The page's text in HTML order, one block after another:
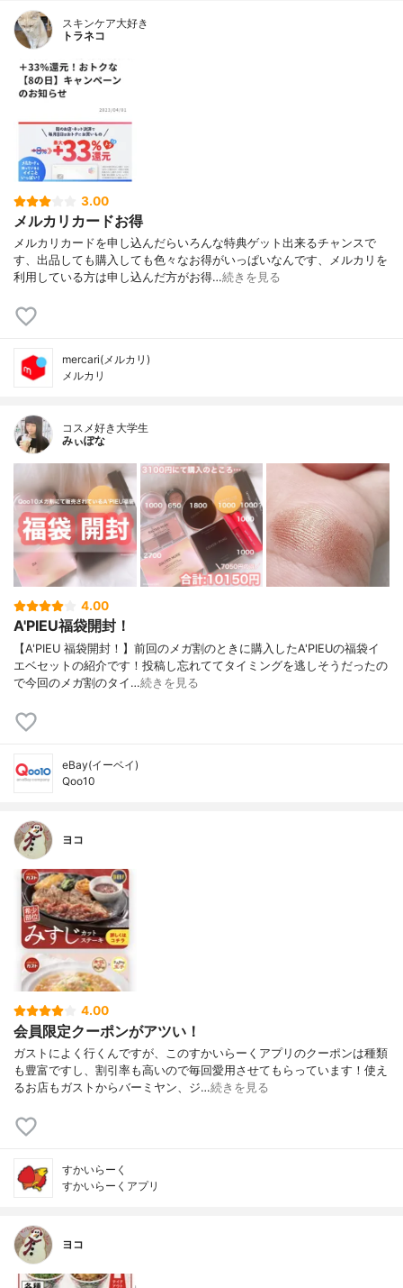
スキンケア大好き
トラネコ
3.00
メルカリカードお得
メルカリカードを申し込んだらいろんな特典ゲット出来るチャンスで
す、出品しても購入しても色々なお得がいっぱいなんです、メルカリを
利用している方は申し込んだ方がお得…続きを見る
mercari(メルカリ)
メルカリ
コスメ好き大学生
みぃぽな
4.00
A'PIEU福袋開封！
【A'PIEU 福袋開封！】前回のメガ割のときに購入したA'PIEUの福袋イ
エベセットの紹介です！投稿し忘れててタイミングを逃しそうだったの
で今回のメガ割のタイ…続きを見る
eBay(イーベイ)
Qoo10
ヨコ
4.00
会員限定クーポンがアツい！
ガストによく行くんですが、このすかいらーくアプリのクーポンは種類
も豊富ですし、割引率も高いので毎回愛用させてもらっています！使え
るお店もガストからバーミヤン、ジ…続きを見る
すかいらーく
すかいらーくアプリ
ヨコ